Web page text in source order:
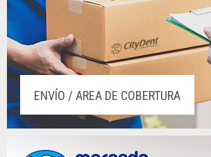
ENVÍO / AREA DE COBERTURA